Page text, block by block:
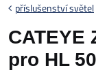
příslušenství světel
CATEYE
pro HL